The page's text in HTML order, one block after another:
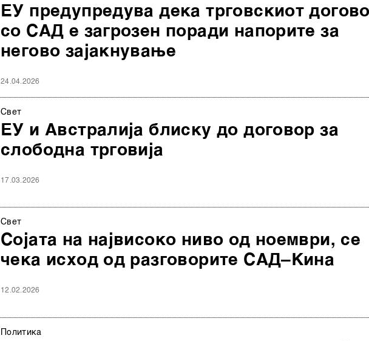
ЕУ предупредува дека трговскиот
со САД е загрозен поради напорите за
негово зајакнување
24.04.2026
Свет
ЕУ и Австралија блиску до договор за
слободна трговија
17.03.2026
Свет
Сојата на највисоко ниво од ноември, се
чека исход од разговорите САД–Кина
12.02.2026
Политика